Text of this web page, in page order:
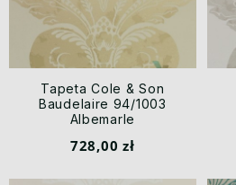
Tapeta Cole & Son
Baudelaire 94/1003
Albemarle
728,00 zł